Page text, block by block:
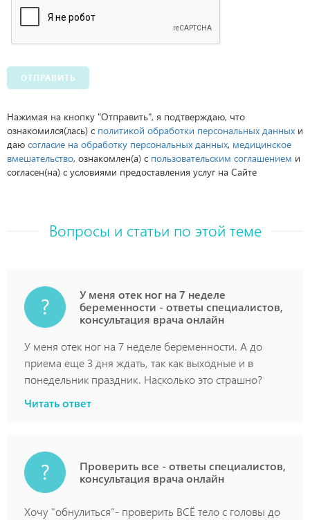
ОТПРАВИТЬ
Нажимая на кнопку "Отправить", я подтверждаю, что
ознакомился(лась) с политикой обработки персональных данных и
даю согласие на обработку персональных данных, медицинское
вмешательство, ознакомлен(а) с пользовательским соглашением и
согласен(на) с условиями предоставления услуг на Сайте
Вопросы и статьи по этой теме
У меня отек ног на 7 неделе
беременности - ответы специалистов,
консультация врача онлайн
У меня отек ног на 7 неделе беременности. А до
приема еще 3 дня ждать, так как выходные и в
понедельник праздник. Насколько это страшно?
Читать ответ
Проверить все - ответы специалистов,
консультация врача онлайн
Хочу "обнулиться"- проверить ВСЁ тело с головы до